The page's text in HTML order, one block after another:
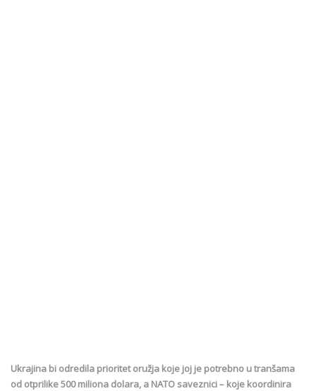
Ukrajina bi odredila prioritet oružja koje joj je potrebno u tranšama
od otprilike 500 miliona dolara, a NATO saveznici – koje koordinira